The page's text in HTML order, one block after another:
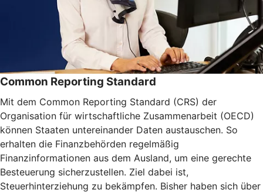
Common Reporting Standard
Mit dem Common Reporting Standard (CRS) der
Organisation für wirtschaftliche Zusammenarbeit (OECD)
können Staaten untereinander Daten austauschen. So
erhalten die Finanzbehörden regelmäßig
Finanzinformationen aus dem Ausland, um eine gerechte
Besteuerung sicherzustellen. Ziel dabei ist,
Steuerhinterziehung zu bekämpfen. Bisher haben sich über